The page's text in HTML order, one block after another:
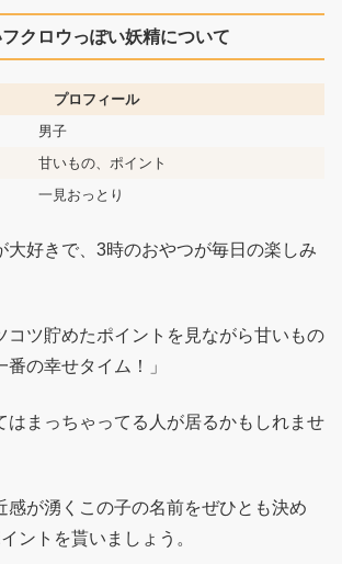
クロウっぽい妖精について
プロフィール
男子
甘いもの、ポイント
一見おっとり
大好きで、3時のおやつが毎日の楽しみ
コツ貯めたポイントを見ながら甘いもの
の幸せタイム！」
はまっちゃってる人が居るかもしれませ
感が湧くこの子の名前をぜひとも決め
ントを貰いましょう。